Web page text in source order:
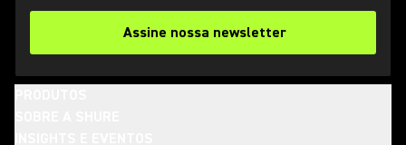
Assine nossa newsletter